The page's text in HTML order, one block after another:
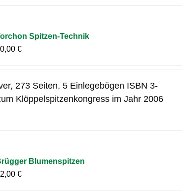
Spitzen-Technik
€
273 Seiten, 5 Einlegebögen ISBN 3-
Klöppelspitzenkongress im Jahr 2006
Blumenspitzen
€